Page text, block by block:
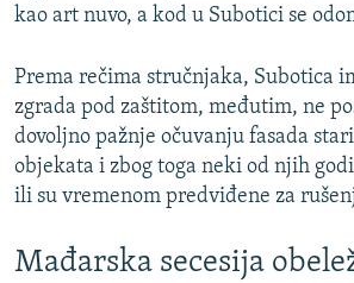
kao art nuvo, a kod u Subotici se
Prema rečima stručnjaka, Subotica
zgrada pod zaštitom, međutim, ne
dovoljno pažnje očuvanju fasada
objekata i zbog toga neki od njih
ili su vremenom predviđene za
Mađarska secesija